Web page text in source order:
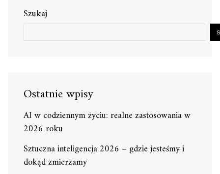
Szukaj
Ostatnie wpisy
AI w codziennym życiu: realne zastosowania w
2026 roku
Sztuczna inteligencja 2026 – gdzie jesteśmy i
dokąd zmierzamy